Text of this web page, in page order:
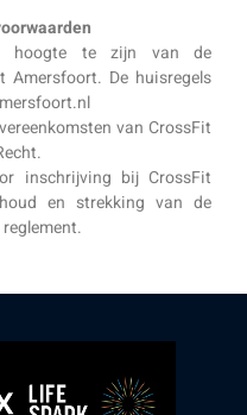
hoogte te zijn van de
Amersfoort. De huisregels
van CrossFit
inschrijving bij CrossFit
en strekking van de